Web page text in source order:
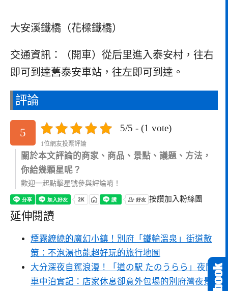
大安溪鐵橋（花樑鐵橋）
交通資訊：（開車）從后里進入泰安村，往右
即可到達舊泰安車站，往左即可到達。
評論
5 5/5 - (1 vote)
1位網友投票評論
關於本文評論的商家、商品、景點、議題、方法，
你給幾顆星呢？
歡迎一起點擊星號參與評論唷！
按讚加入粉絲團
延伸閱讀
煙霧繚繞的魔幻小鎮！別府「鐵輪溫泉」街道散
策：不泡湯也能超好玩的旅行地圖
大分深夜自駕浪漫！「道の駅 たのうらら」夜間
車中泊實記：店家休息卻意外包場的別府灣夜景